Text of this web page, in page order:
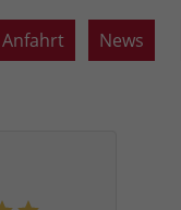
Anfahrt News